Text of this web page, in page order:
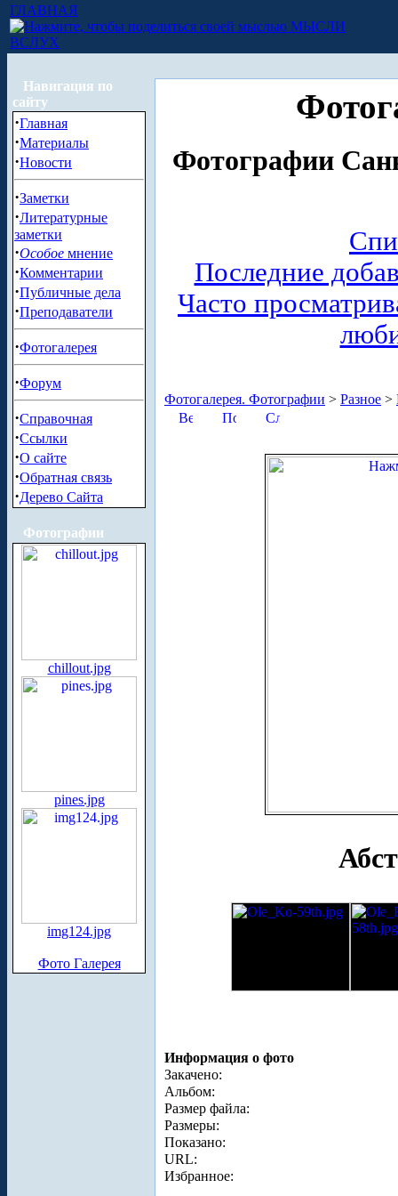
ГЛАВНАЯ
МЫСЛИ
ВСЛУХ
Навигация по
сайту
·Главная
·Материалы
·Новости
·Заметки
·Литературные
заметки
·Особое мнение
·Комментарии
·Публичные дела
·Преподаватели
·Фотогалерея
·Форум
·Справочная
·Ссылки
·О сайте
·Обратная связь
·Дерево Сайта
Фотографии
chillout.jpg
pines.jpg
img124.jpg
Фото Галерея
Фотографии
Последние
Часто
Фотогалерея. Фотографии > Разное >
Информация о фото
Закачено:
Альбом:
Размер файла:
Размеры:
Показано:
URL:
Избранное: